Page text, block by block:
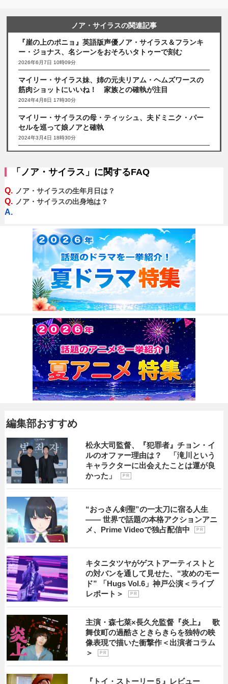
ノア・サイラスの関連記事
『崖の上のポニョ』英語版声優ノア・サイラス＆フランキ
ー・ジョナス、名シーンをおそろいタトゥーで刻む
2026年6月7日 10時09分
マイリー・サイラス妹、姉の元夫リアム・ヘムズワースの
筋肉ショットにいいね！ 家族との確執が注目
2024年4月8日 17時30分
マイリー・サイラスの母・ティッシュ、夫ドミニク・パー
セルを巡って娘ノアと確執
2024年3月4日 18時30分
「ノア・サイラス」に関するFAQ
Q. ノア・サイラスの生年月日は？
Q. ノア・サイラスの出身地は？
A.
編集部おすすめ
松永大司監督、『犯罪者』チョン・イ
ルのオファー理由は？ 「滝川という
キャラクターに出会えたことは運が良
かった」
P R
“おっさん剣聖”の一太刀に宿る人生
―― 世界で話題の本格アクションアニ
メ、Prime Videoで独占配信中
P R
キタニタツヤがゲストアーティストと
の対バンを通して見せた、“攻めのモー
ド” 「Hugs Vol.6」神戸公演＜ライブ
レポート＞
P R
主演・森七菜×長久允監督『炎上』 歌
舞伎町の過酷さときらきらを独特の映
像表現で描いた衝撃作＜出演者コラム
＞
P R
『トイ・ストーリー５』レビュー